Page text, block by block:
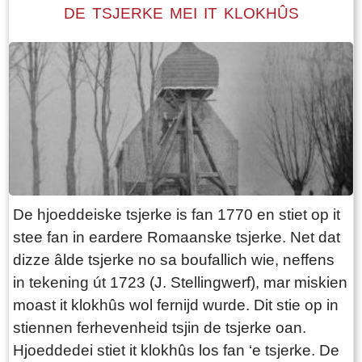
heaberch yn Fryslân stiet, folslein restaurearre,
yn it doarp Warten. It is as museum ynrjochte (
boujier 1725)
DE TSJERKE MEI IT KLOKHÛS
De hjoeddeiske tsjerke is fan 1770 en stiet op it
stee fan in eardere Romaanske tsjerke. Net dat
dizze âlde tsjerke no sa boufallich wie, neffens
in tekening út 1723 (J. Stellingwerf), mar miskien
moast it klokhûs wol fernijd wurde. Dit stie op in
stiennen ferhevenheid tsjin de tsjerke oan.
Hjoeddedei stiet it klokhûs los fan ‘e tsjerke. De